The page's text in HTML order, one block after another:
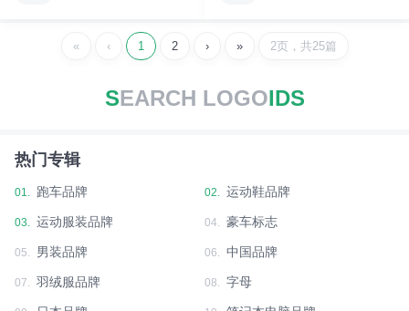
« ‹ 1 2 › » 2页，共25篇
SEARCH LOGOIDS
热门专辑
01. 跑车品牌 02. 运动鞋品牌
03. 运动服装品牌 04. 豪车标志
05. 男装品牌 06. 中国品牌
07. 羽绒服品牌 08. 字母